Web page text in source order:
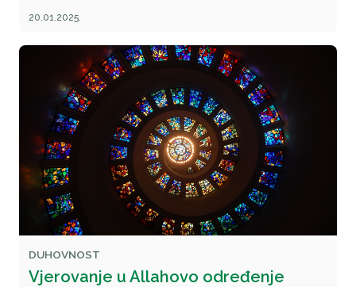
20.01.2025.
DUHOVNOST
Vjerovanje u Allahovo određenje